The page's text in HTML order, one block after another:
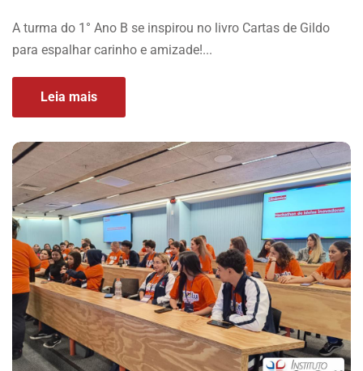
A turma do 1° Ano B se inspirou no livro Cartas de Gildo
para espalhar carinho e amizade!...
Leia mais